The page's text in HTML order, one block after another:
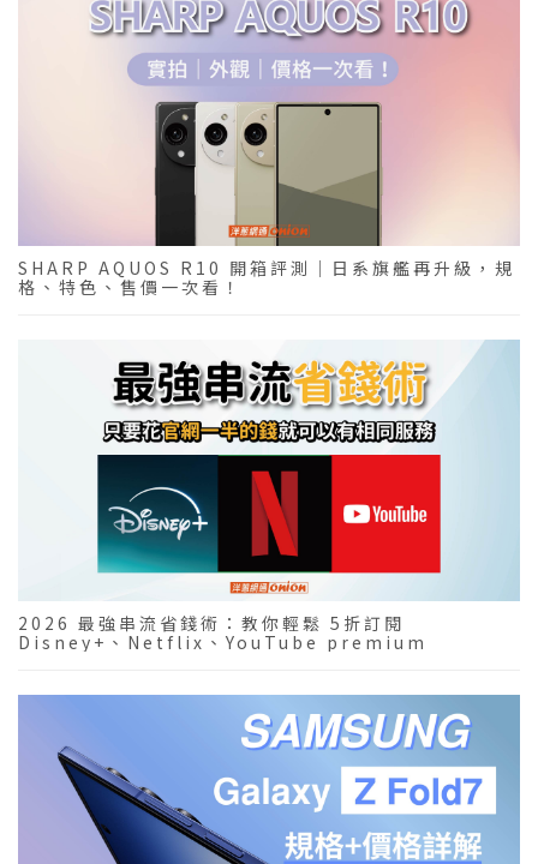
SHARP AQUOS R10 開箱評測｜日系旗艦再升級，規
格、特色、售價一次看！
2026 最強串流省錢術：教你輕鬆 5折訂閱
Disney+、Netflix、YouTube premium